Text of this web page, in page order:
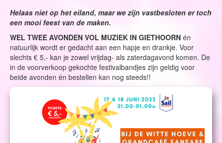
Helaas niet op het eiland, maar we zijn vastbesloten er toch
een mooi feest van de maken.
WEL TWEE AVONDEN VOL MUZIEK IN GIETHOORN én
natuurlijk wordt er gedacht aan een hapje en drankje. Voor
slechts € 5,- kan je zowel vrijdag- als zaterdagavond komen. De
in de voorverkoop gekochte festivalbandjes zijn geldig voor
beide avonden én bestellen kan nog steeds!!